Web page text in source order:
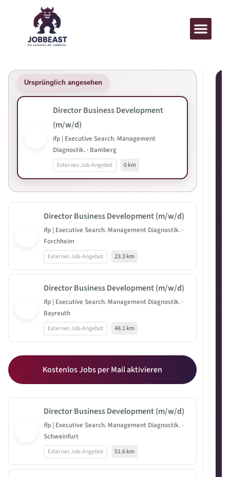
Ursprünglich angesehen
Director Business Development
(m/w/d)
ifp | Executive Search. Management
Diagnostik. · Bamberg
Externes Job-Angebot 0 km
Director Business Development (m/w/d)
ifp | Executive Search. Management Diagnostik. ·
Forchheim
Externes Job-Angebot 23.3 km
Director Business Development (m/w/d)
ifp | Executive Search. Management Diagnostik. ·
Bayreuth
Externes Job-Angebot 48.1 km
Kostenlos Jobs per Mail aktivieren
Director Business Development (m/w/d)
ifp | Executive Search. Management Diagnostik. ·
Schweinfurt
Externes Job-Angebot 51.6 km